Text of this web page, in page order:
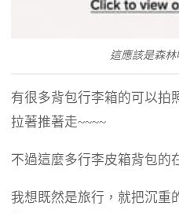
這應該是森
有很多背包行李箱的可以拍
拉著推著走~~~~
不過這麼多行李皮箱背包的
我想既然是旅行，就把沉重